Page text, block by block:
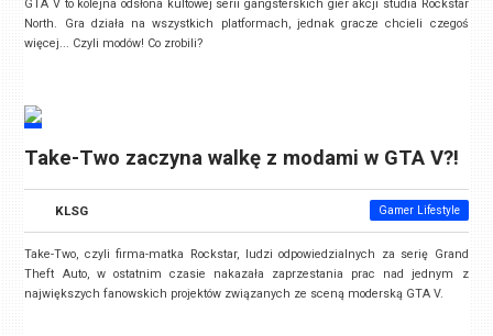
GTA V to kolejna odsłona kultowej serii gangsterskich gier akcji studia Rockstar
North. Gra działa na wszystkich platformach, jednak gracze chcieli czegoś
więcej... Czyli modów! Co zrobili?
Take-Two zaczyna walkę z modami w GTA V?!
KLSG Gamer Lifestyle
Take-Two, czyli firma-matka Rockstar, ludzi odpowiedzialnych za serię Grand
Theft Auto, w ostatnim czasie nakazała zaprzestania prac nad jednym z
największych fanowskich projektów związanych ze sceną moderską GTA V.